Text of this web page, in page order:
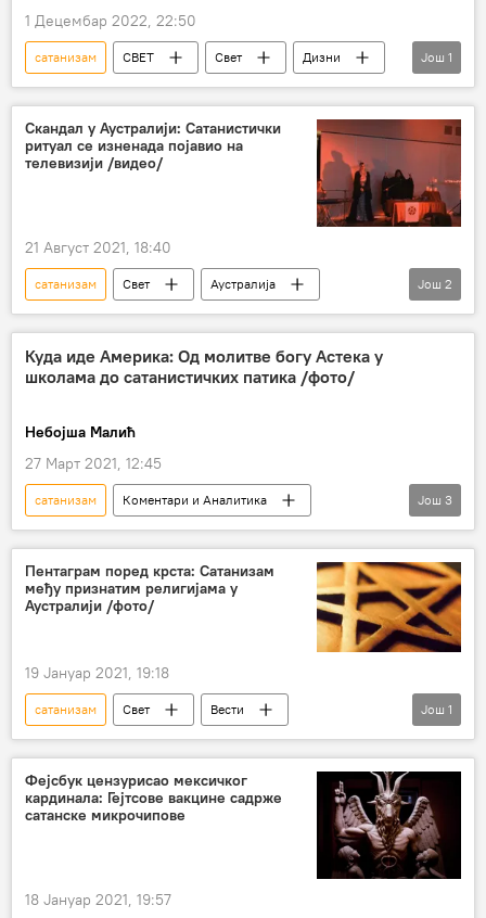
1 Децембар 2022, 22:50
сатанизам СВЕТ Свет
Дизни
деца
Још 1
Скандал у Аустралији: Сатанистички
ритуал се изненада појавио на
телевизији /видео/
21 Август 2021, 18:40
сатанизам Свет
Аустралија
телевизија
Друштво
Још 2
Куда иде Америка: Од молитве богу Астека у
школама до сатанистичких патика /фото/
Небојша Малић
27 Март 2021, 12:45
сатанизам
Коментари и Аналитика
Анализе и мишљења
Астеци САД
Још 3
Пентаграм поред крста: Сатанизам
међу признатим религијама у
Аустралији /фото/
19 Јануар 2021, 19:18
сатанизам Свет
Вести
Аустралија
Још 1
Фејсбук цензурисао мексичког
кардинала: Гејтсове вакцине садрже
сатанске микрочипове
18 Јануар 2021, 19:57